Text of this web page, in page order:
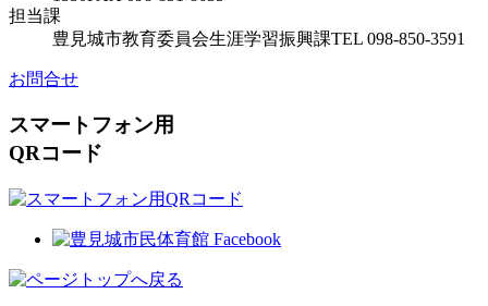
担当課
豊見城市教育委員会生涯学習振興課TEL 098-850-3591
お問合せ
スマートフォン用
QRコード